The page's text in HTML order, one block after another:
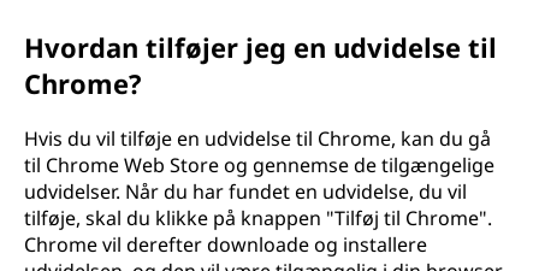
Hvordan tilføjer jeg en udvidelse til
Chrome?
Hvis du vil tilføje en udvidelse til Chrome, kan du gå
til Chrome Web Store og gennemse de tilgængelige
udvidelser. Når du har fundet en udvidelse, du vil
tilføje, skal du klikke på knappen "Tilføj til Chrome".
Chrome vil derefter downloade og installere